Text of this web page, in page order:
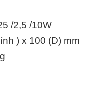
/2,5 /10W
) x 100 (D) mm